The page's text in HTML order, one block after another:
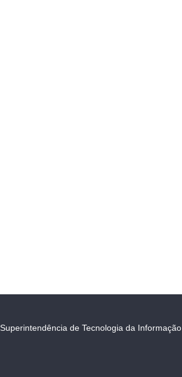
Superintendência de Tecnologia da Informação